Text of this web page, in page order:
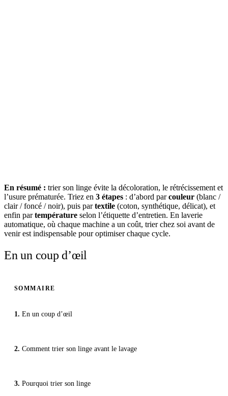
En résumé : trier son linge évite la décoloration, le rétrécissement et
l’usure prématurée. Triez en 3 étapes : d’abord parcouleur (blanc /
clair / foncé / noir), puis partextile (coton, synthétique, délicat), et
enfin partempérature selon l’étiquette d’entretien. En laverie
automatique, où chaque machine a un coût, trier chez soi avant de
venir est indispensable pour optimiser chaque cycle.
En un coup d’œil
SOMMAIRE
En un coup d’œil
Comment trier son linge avant le lavage
Pourquoi trier son linge